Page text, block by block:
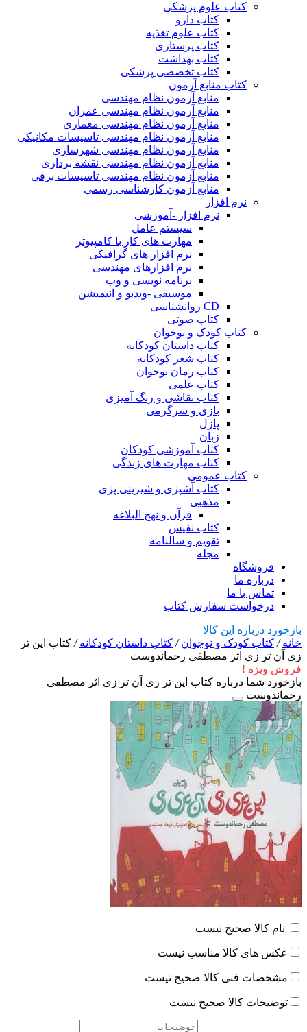
کتاب علوم پزشکی
کتاب دارو
کتاب علوم تغذیه
کتاب پرستاری
کتاب بهداشت
کتاب تخصصی پزشکی
کتاب منابع آزمون
منابع آزمون نظام مهندسی
منابع آزمون نظام مهندسی عمران
منابع آزمون نظام مهندسی معماری
منابع آزمون نظام مهندسی تاسیسات مکانیکی
منابع آزمون نظام مهندسی شهرسازی
منابع آزمون نظام مهندسی نقشه برداری
منابع آزمون نظام مهندسی تاسیسات برقی
منابع آزمون کارشناسی رسمی
نرم افزار
نرم افزار -آموزشی
سیستم عامل
مهارت های کار با کامپیوتر
نرم افزار های گرافیکی
نرم افزارهای مهندسی
برنامه نویسی و وب
موسیقی -ویدیو و انیمیشن
CD روانشناسی
کتاب صوتی
کتاب کودک و نوجوان
کتاب داستان کودکانه
کتاب شعر کودکانه
کتاب رمان نوجوان
کتاب علمی
کتاب نقاشی و رنگ آمیزی
بازی و سرگرمی
پازل
زبان
کتاب آموزشی کودکان
کتاب مهارت های زندگی
کتاب عمومی
کتاب آشپزی و شیرینی پزی
مذهبی
قرآن و نهج البلاغه
کتاب نفیس
تقویم و سالنامه
مجله
فروشگاه
درباره ما
تماس با ما
درخواست سفارش کتاب
بازخورد درباره این کالا
خانه/ کتاب کودک و نوجوان/ کتاب داستان کودکانه/ کتاب این تر
زی آن تر زی اثر مصطفی رحماندوست
فروش ویژه !
بازخورد شما درباره کتاب این تر زی آن تر زی اثر مصطفی
رحماندوست
نام کالا صحیح نیست
عکس های کالا مناسب نیست
مشخصات فنی کالا صحیح نیست
توضیحات کالا صحیح نیست